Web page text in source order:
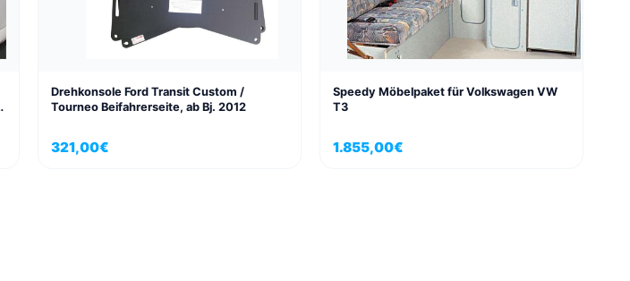
Drehkonsole Ford Transit Custom /
Tourneo Beifahrerseite, ab Bj. 2012
321,00€
Speedy Möbelpaket für Volkswagen VW
T3
1.855,00€